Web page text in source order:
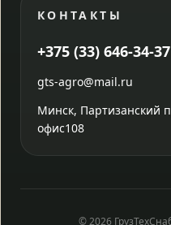
КОНТАКТЫ
+375 (33) 646-34-37
gts-agro@mail.ru
Минск, Партизанский
офис108
© 2026